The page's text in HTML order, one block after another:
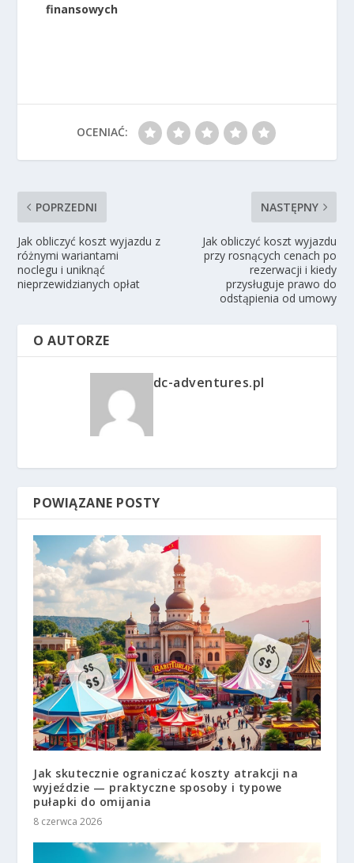
finansowych
OCENIAĆ:
POPRZEDNI
Jak obliczyć koszt wyjazdu z
różnymi wariantami
noclegu i uniknąć
nieprzewidzianych opłat
NASTĘPNY
Jak obliczyć koszt wyjazdu
przy rosnących cenach po
rezerwacji i kiedy
przysługuje prawo do
odstąpienia od umowy
O AUTORZE
dc-adventures.pl
POWIĄZANE POSTY
Jak skutecznie ograniczać koszty atrakcji na
wyjeździe — praktyczne sposoby i typowe
pułapki do omijania
8 czerwca 2026